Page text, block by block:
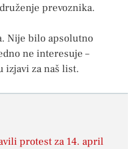
prevoznika.
Nije bilo apsolutno
ne interesuje –
izjavi za naš list.
protest za 14. april